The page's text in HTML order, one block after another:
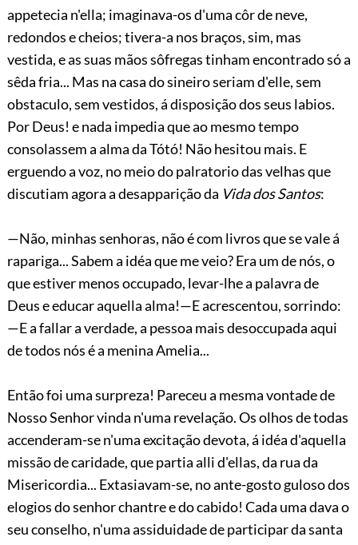
appetecia n'ella; imaginava-os d'uma côr de neve,
redondos e cheios; tivera-a nos braços, sim, mas
vestida, e as suas mãos sôfregas tinhamencontradosó a
sêda fria... Mas na casa do sineiro seriamd'elle, sem
obstaculo, sem vestidos, á disposição dos seus labios.
Por Deus! e nada impedia que ao mesmo tempo
consolassem a alma da Tótó! Não hesitou mais. E
erguendo a voz, no meio do palratorio das velhas que
discutiam agora a desapparição da Vida dos Santos:
—Não, minhas senhoras, não é com livros que se vale á
rapariga... Sabem a idéa que me veio? Era um de nós, o
que estiver menos occupado, levar-lhe a palavra de
Deus e educar aquella alma!—E acrescentou, sorrindo:
—E a fallar a verdade, a pessoa mais desoccupada aqui
de todos nós é a menina Amelia...
Então foi uma surpreza! Pareceu a mesma vontade de
Nosso Senhor vinda n'uma revelação. Os olhos de todas
accenderam-se n'uma excitação devota, á idéa d'aquella
missão de caridade, que partia alli d'ellas, da rua da
Misericordia... Extasiavam-se, no ante-gosto guloso dos
elogios do senhor chantre e do cabido! Cada uma dava o
seu conselho, n'uma assiduidade de participar da santa